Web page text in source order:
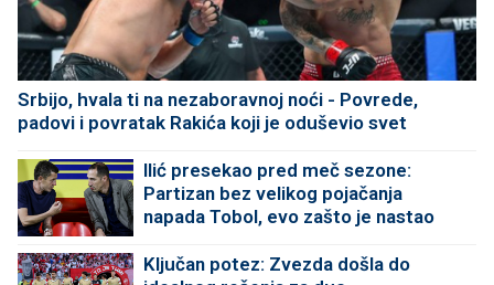
Srbijo, hvala ti na nezaboravnoj noći - Povrede,
padovi i povratak Rakića koji je oduševio svet
Ilić presekao pred meč sezone:
Partizan bez velikog pojačanja
napada Tobol, evo zašto je nastao
Ključan potez: Zvezda došla do